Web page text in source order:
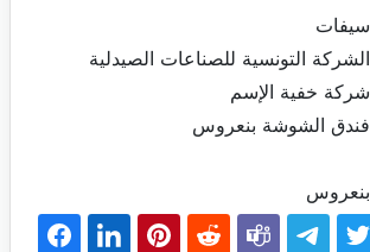
سيفات
الشركة التونسية للصناعات الصيدلية
شركة خفية الإسم
فندق الشوشة بنعروس
بنعروس